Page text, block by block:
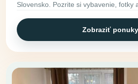
Slovensko. Pozrite si vybavenie, fotky
Zobraziť ponuky